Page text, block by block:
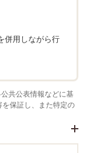
併用しながら行
共公表情報などに基
保証し、また特定の